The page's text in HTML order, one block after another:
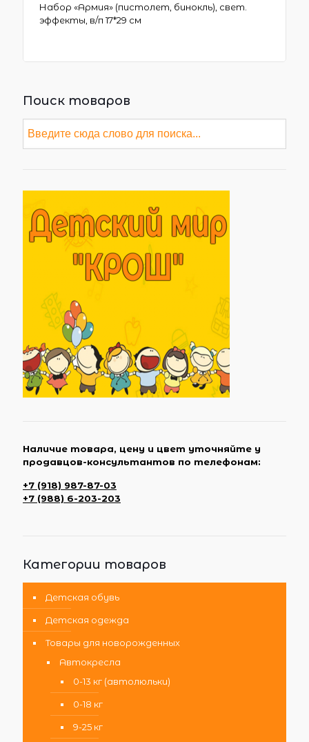
Набор «Армия» (пистолет, бинокль), свет.
эффекты, в/п 17*29 см
Поиск товаров
Наличие товара, цену и цвет уточняйте у
продавцов-консультантов по телефонам:
+7 (918) 987-87-03
+7 (988) 6-203-203
Категории товаров
Детская обувь
Детская одежда
Товары для новорожденных
Автокресла
0-13 кг (автолюльки)
0-18 кг
9-25 кг